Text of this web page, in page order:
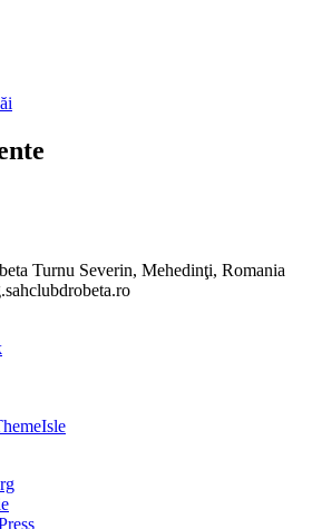
Turnu Severin, Mehedinţi, Romania